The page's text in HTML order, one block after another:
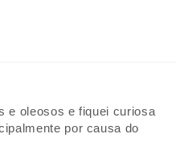
e oleosos e fiquei curiosa
por causa do